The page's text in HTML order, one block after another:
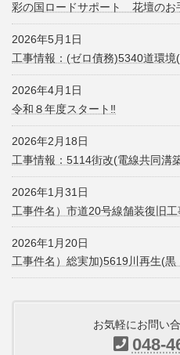
彩の国ロードサポート 花壇のお
2026年5月1日
工事情報：(ゼロ債務)5340道環境
2026年4月1日
令和８年度スタート‼
2026年2月18日
工事情報：5114街改(電線共同溝
2026年1月31日
工事件名）市道20号線舗装復旧工
2026年1月20日
工事件名）総実加)5619川再生(黒
お気軽にお問い
048-